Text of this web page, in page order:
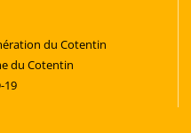
du Cotentin
du Cotentin
19